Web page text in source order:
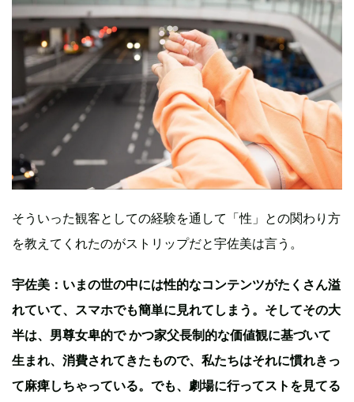
そういった観客としての経験を通して「性」との関わり方
を教えてくれたのがストリップだと宇佐美は言う。
宇佐美：いまの世の中には性的なコンテンツがたくさん溢
れていて、スマホでも簡単に見れてしまう。そしてその大
半は、男尊女卑的で かつ家父長制的な価値観に基づいて
生まれ、消費されてきたもので、私たちはそれに慣れきっ
て麻痺しちゃっている。でも、劇場に行ってストを見てる